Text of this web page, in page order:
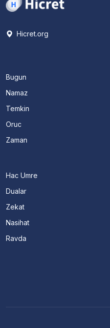
Hicret.org
Bugun
Namaz
Temkin
Oruc
Zaman
Hac Umre
Dualar
Zekat
Nasihat
Ravda